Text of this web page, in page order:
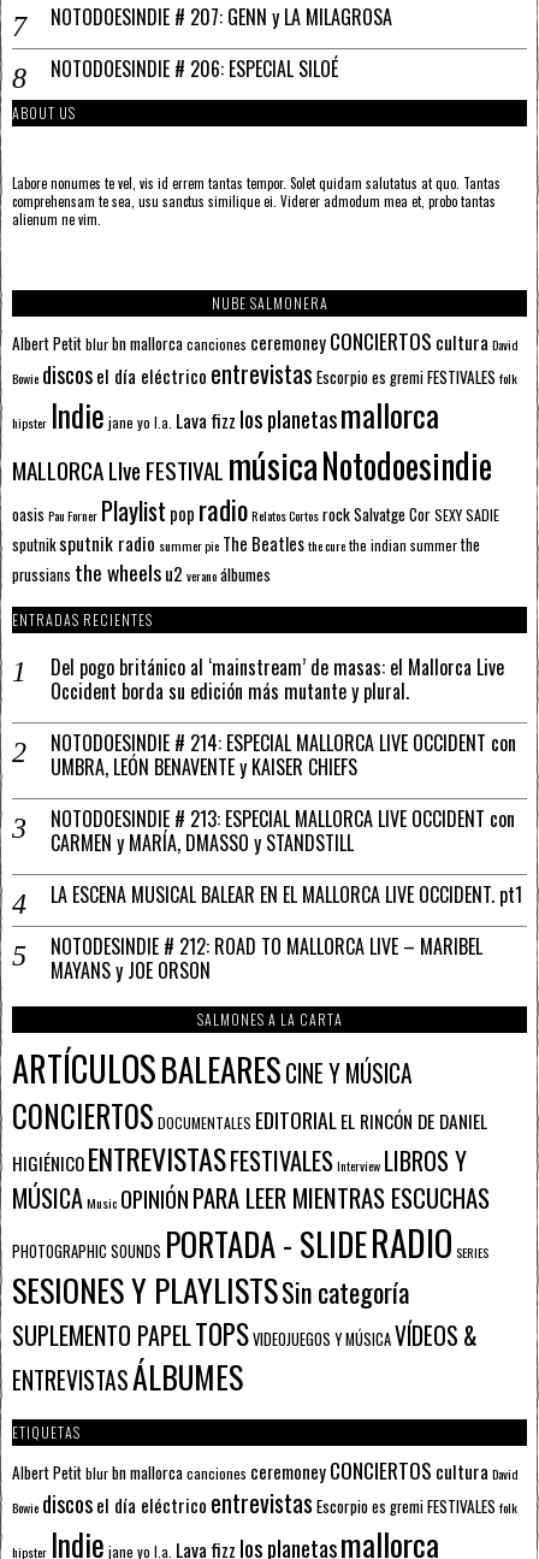
NOTODOESINDIE # 207: GENN y LA MILAGROSA
NOTODOESINDIE # 206: ESPECIAL SILOÉ
ABOUT US
Labore nonumes te vel, vis id errem tantas tempor. Solet quidam salutatus at quo. Tantas
comprehensam te sea, usu sanctus similique ei. Viderer admodum mea et, probo tantas
alienum ne vim.
NUBE SALMONERA
Albert Petitblurbn mallorcacanciones ceremoneyCONCIERTOS cultura David
Bowie discosel día eléctrico entrevistas Escorpioes gremiFESTIVALES folk
hipster Indie jane yo l.a. Lava fizz los planetasmallorca
MALLORCA LIve FESTIVAL músicaNotodoesindie
oasis Pau Forner Playlist pop radioRelatos CortosrockSalvatge CorSEXY SADIE
sputnik sputnik radio summer pie The Beatlesthe curethe indian summerthe
prussians the wheelsu2 veranoálbumes
ENTRADAS RECIENTES
Del pogo británico al ‘mainstream’ de masas: el Mallorca Live
Occident borda su edición más mutante y plural.
NOTODOESINDIE # 214: ESPECIAL MALLORCA LIVE OCCIDENT con
UMBRA, LEÓN BENAVENTE y KAISER CHIEFS
NOTODOESINDIE # 213: ESPECIAL MALLORCA LIVE OCCIDENT con
CARMEN y MARÍA, DMASSO y STANDSTILL
LA ESCENA MUSICAL BALEAR EN EL MALLORCA LIVE OCCIDENT. pt1
NOTODESINDIE # 212: ROAD TO MALLORCA LIVE – MARIBEL
MAYANS y JOE ORSON
SALMONES A LA CARTA
ARTÍCULOSBALEARESCINE Y MÚSICA
CONCIERTOS DOCUMENTALES EDITORIALEL RINCÓN DE DANIEL
HIGIÉNICOENTREVISTASFESTIVALESInterview LIBROS Y
MÚSICAMusic OPINIÓNPARA LEER MIENTRAS ESCUCHAS
PHOTOGRAPHIC SOUNDS PORTADA - SLIDERADIO SERIES
SESIONES Y PLAYLISTSSin categoría
SUPLEMENTO PAPELTOPSVIDEOJUEGOS Y MÚSICAVÍDEOS &
ENTREVISTASÁLBUMES
ETIQUETAS
Albert Petitblurbn mallorcacanciones ceremoneyCONCIERTOS cultura David
Bowie discosel día eléctrico entrevistas Escorpioes gremiFESTIVALES folk
hipster Indie jane yo l.a. Lava fizz los planetasmallorca